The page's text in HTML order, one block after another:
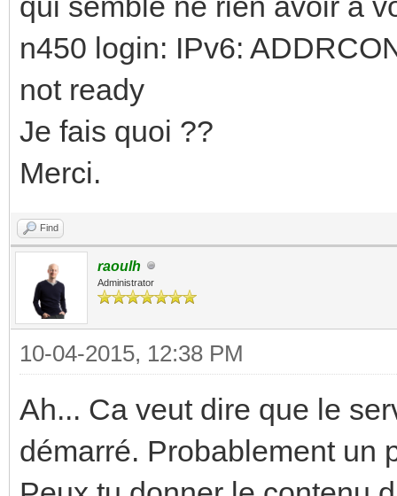
n450 login: IPv6:
not ready
Je fais quoi ??
Merci.
Find
raoulh
Administrator
10-04-2015, 12:38 PM
Ah... Ca veut dire que le
démarré. Probablement un